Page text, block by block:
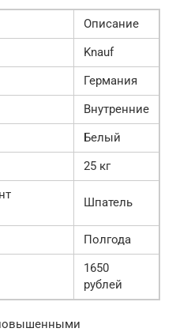
Описание
Knauf
Германия
Внутренние
Белый
25 кг
Шпатель
Полгода
1650
рублей